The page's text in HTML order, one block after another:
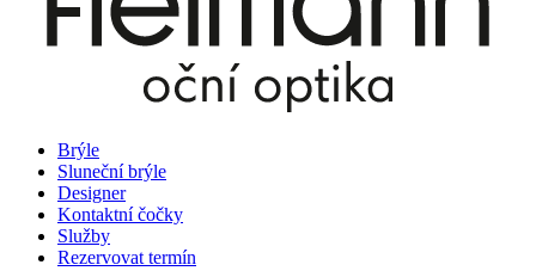
Brýle
Sluneční brýle
Designer
Kontaktní čočky
Služby
Rezervovat termín